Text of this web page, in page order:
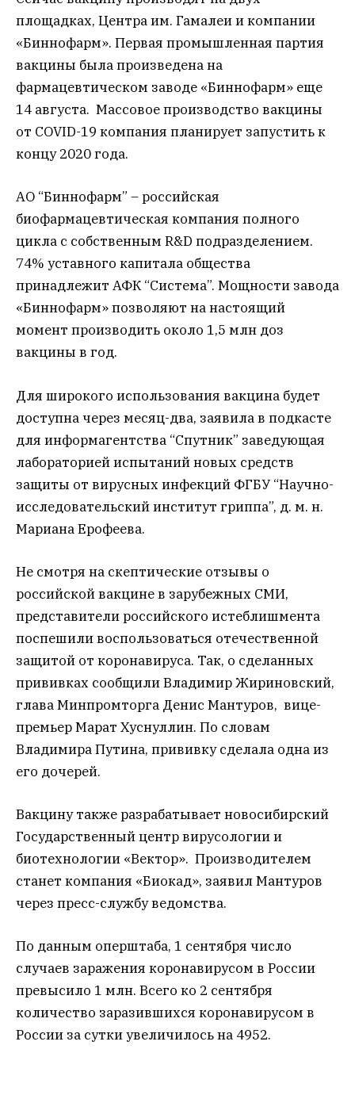
площадках, Центра им. Гамалеи и компании
«Биннофарм». Первая промышленная партия
вакцины была произведена на
фармацевтическом заводе «Биннофарм» еще
14 августа. Массовое производство вакцины
от COVID-19 компания планирует запустить к
концу 2020 года.
АО “Биннофарм” – российская
биофармацевтическая компания полного
цикла с собственным R&D подразделением.
74% уставного капитала общества
принадлежит АФК “Система”. Мощности завода
«Биннофарм» позволяют на настоящий
момент производить около 1,5 млн доз
вакцины в год.
Для широкого использования вакцина будет
доступна через месяц-два, заявилав подкасте
для информагентства “Спутник” заведующая
лабораторией испытаний новых средств
защиты от вирусных инфекций ФГБУ “Научно-
исследовательский институт гриппа”, д. м. н.
Мариана Ерофеева.
Не смотря на скептические отзывы о
российской вакцине в зарубежных СМИ,
представители российского истеблишмента
поспешили воспользоваться отечественной
защитой от коронавируса. Так, о сделанных
прививках сообщили Владимир Жириновский,
глава Минпромторга Денис Мантуров, вице-
премьер Марат Хуснуллин. По словам
Владимира Путина, прививку сделала одна из
его дочерей.
Вакцину также разрабатывает новосибирский
Государственный центр вирусологии и
биотехнологии «Вектор». Производителем
станет компания «Биокад», заявил Мантуров
через пресс-службу ведомства.
По данным оперштаба, 1 сентября число
случаев заражения коронавирусом в России
превысило 1 млн. Всего ко 2 сентября
количество заразившихся коронавирусом в
России за сутки увеличилось на 4952.